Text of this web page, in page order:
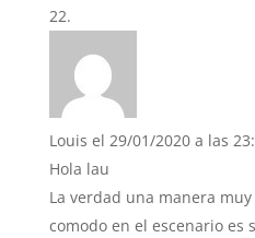
Louis el 29/01/2020 a las
Hola lau
La verdad una manera
comodo en el escenario es